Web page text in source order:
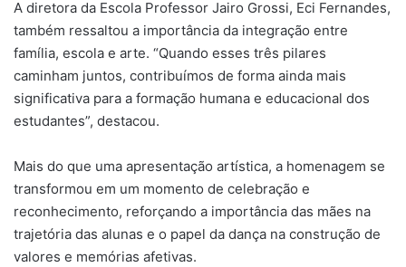
A diretora da Escola Professor Jairo Grossi, Eci Fernandes,
também ressaltou a importância da integração entre
família, escola e arte. “Quando esses três pilares
caminham juntos, contribuímos de forma ainda mais
significativa para a formação humana e educacional dos
estudantes”, destacou.
Mais do que uma apresentação artística, a homenagem se
transformou em um momento de celebração e
reconhecimento, reforçando a importância das mães na
trajetória das alunas e o papel da dança na construção de
valores e memórias afetivas.